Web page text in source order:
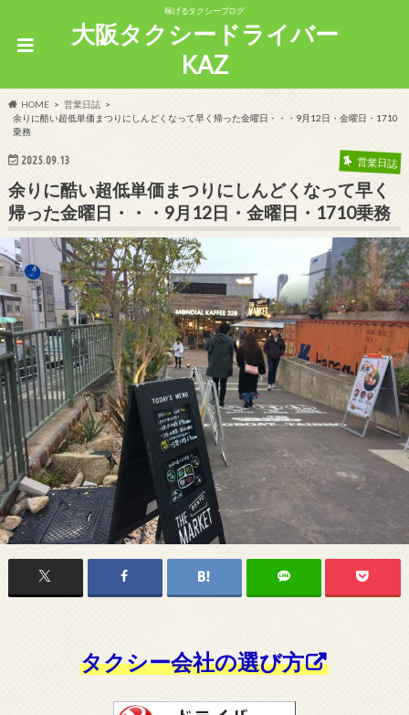
稼げるタクシーブログ
大阪タクシードライバー
KAZ
HOME
営業日誌
余りに酷い超低単価まつりにしんどくなって早く帰った金曜日・・・9月12日・金曜日・1710
乗務
2025.09.13 営業日誌
余りに酷い超低単価まつりにしんどくなって早く
帰った金曜日・・・9月12日・金曜日・1710乗務
タクシー会社の選び方